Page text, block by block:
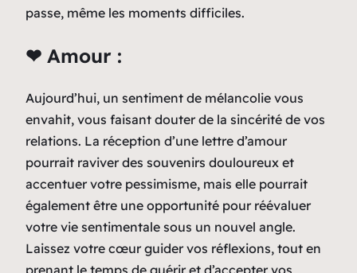
passe, même les moments difficiles.
❤ Amour :
Aujourd’hui, un sentiment de mélancolie vous
envahit, vous faisant douter de la sincérité de vos
relations. La réception d’une lettre d’amour
pourrait raviver des souvenirs douloureux et
accentuer votre pessimisme, mais elle pourrait
également être une opportunité pour réévaluer
votre vie sentimentale sous un nouvel angle.
Laissez votre cœur guider vos réflexions, tout en
prenant le temps de guérir et d’accepter vos